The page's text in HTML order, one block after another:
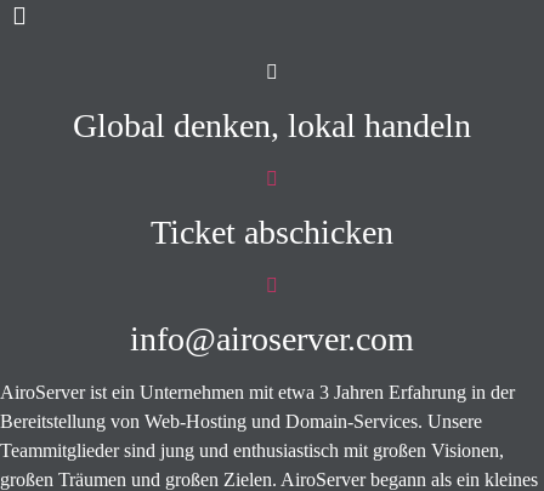
Global denken, lokal handeln
Ticket abschicken
info@airoserver.com
AiroServer ist ein Unternehmen mit etwa 3 Jahren Erfahrung in der
Bereitstellung von Web-Hosting und Domain-Services. Unsere
Teammitglieder sind jung und enthusiastisch mit großen Visionen,
großen Träumen und großen Zielen. AiroServer begann als ein kleines